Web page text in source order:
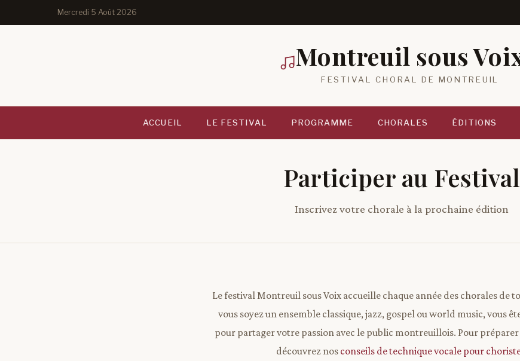
Mercredi 5 Août 2026
Montreuil sous
FESTIVAL CHORAL DE MONTREUIL
ACCUEIL LE FESTIVAL PROGRAMME CHORALES ÉDITIONS
Participer au Festival
Inscrivez votre chorale à la prochaine édition
Le festival Montreuil sous Voix accueille chaque année des chorales de
vous soyez un ensemble classique, jazz, gospel ou world music, vous
pour partager votre passion avec le public montreuillois. Pour
découvrez nos conseils de technique vocale pour